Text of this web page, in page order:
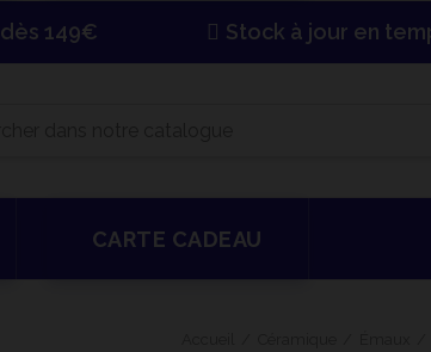
149€ Stock à jour en
CARTE CADEAU